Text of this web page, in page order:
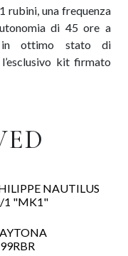
rubini, una frequenza
di 45 ore a
in ottimo stato di
kit firmato
NAUTILUS
1 "MK1"